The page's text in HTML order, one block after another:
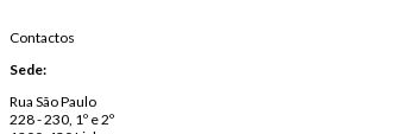
Contactos
Sede:
Rua São Paulo
228 - 230, 1º e 2º